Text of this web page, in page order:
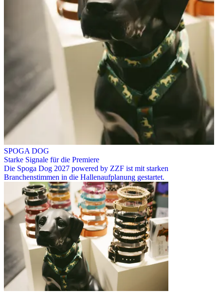
SPOGA DOG
Starke Signale für die Premiere
Die Spoga Dog 2027 powered by ZZF ist mit starken
Branchenstimmen in die Hallenaufplanung gestartet.